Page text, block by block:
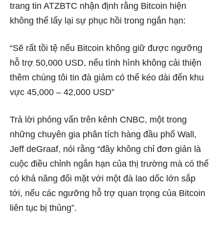
trang tin ATZBTC nhận định rằng Bitcoin hiện
không thể lấy lại sự phục hồi trong ngắn hạn:
“Sẽ rất tồi tệ nếu Bitcoin không giữ được ngưỡng
hỗ trợ 50,000 USD, nếu tình hình không cải thiện
thêm chúng tôi tin đà giảm có thể kéo dài đến khu
vực 45,000 – 42,000 USD”
Trả lời phỏng vấn trên kênh CNBC, một trong
những chuyên gia phân tích hàng đầu phố Wall,
Jeff deGraaf, nói rằng “đây không chỉ đơn giản là
cuộc điều chỉnh ngắn hạn của thị trường mà có thể
có khả năng đối mặt với một đà lao dốc lớn sắp
tới, nếu các ngưỡng hỗ trợ quan trọng của Bitcoin
liên tục bị thủng”.